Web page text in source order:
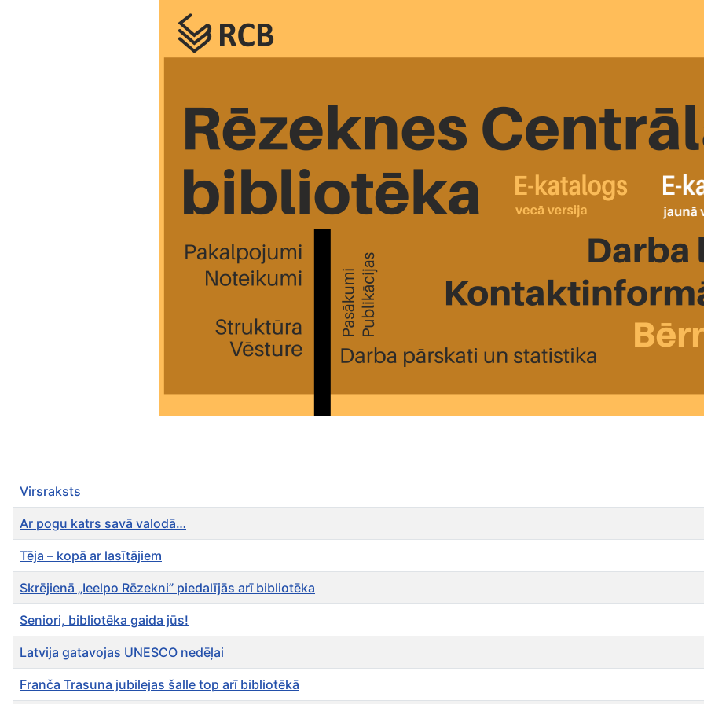
Virsraksts
Ar pogu katrs savā valodā…
Tēja – kopā ar lasītājiem
Skrējienā „Ieelpo Rēzekni” piedalījās arī bibliotēka
Seniori, bibliotēka gaida jūs!
Latvija gatavojas UNESCO nedēļai
Franča Trasuna jubilejas šalle top arī bibliotēkā